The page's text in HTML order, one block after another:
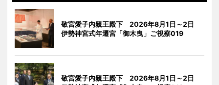
敬宮愛子内親王殿下 2026年8月1日～2日
伊勢神宮式年遷宮「御木曳」ご視察019
敬宮愛子内親王殿下 2026年8月1日～2日